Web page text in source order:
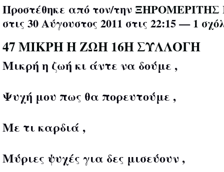
Προστέθηκε από τον/την ΞΗΡΟΜΕΡΙΤΗΣ
στις 30 Αύγουστος 2011 στις 22:15 —1
47 ΜΙΚΡΗ Η ΖΩΗ 16Η ΣΥΛΛΟΓΗ
Μικρή η ζωή κι άντε να δούμε ,
Ψυχή μου πως θα πορευτούμε ,
Με τι καρδιά ,
Μύριες ψυχές για δες μισεύουν ,